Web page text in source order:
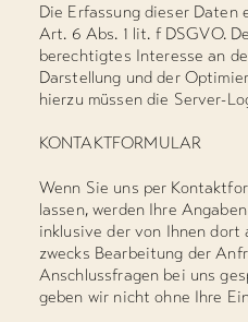
Die Erfassung dieser
Art. 6 Abs. 1 lit. f DSGVO.
berechtigtes Interesse an
Darstellung und der
hierzu müssen die Server-
KONTAKTFORMULAR
Wenn Sie uns per
lassen, werden Ihre
inklusive der von Ihnen
zwecks Bearbeitung der
Anschlussfragen bei uns
geben wir nicht ohne Ihre